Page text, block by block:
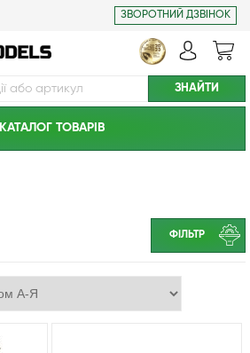
ЗВОРОТНИЙ ДЗВІНОК
КАТАЛОГ ТОВАРIВ
ФІЛЬТР